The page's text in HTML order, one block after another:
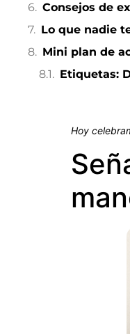
Consejos de
Lo que nadie
Mini plan de
Etiquetas:
Hoy